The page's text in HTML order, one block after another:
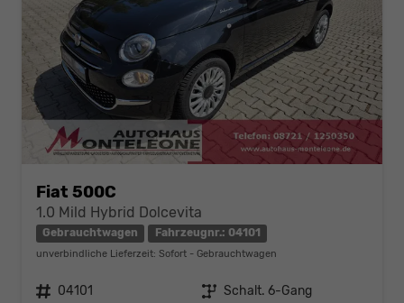
Fiat 500C
1.0 Mild Hybrid Dolcevita
Gebrauchtwagen Fahrzeugnr.: 04101
unverbindliche Lieferzeit: Sofort Gebrauchtwagen
Fahrzeugnr. 04101 Getriebe Schalt. 6-Gang